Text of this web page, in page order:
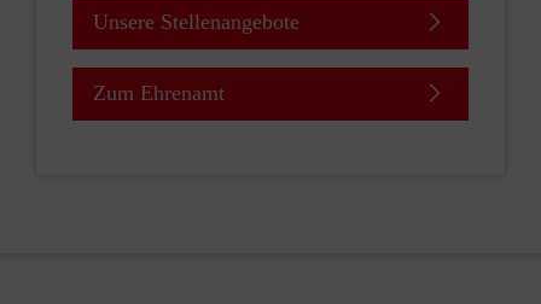
Unsere Stellenangebote
Zum Ehrenamt